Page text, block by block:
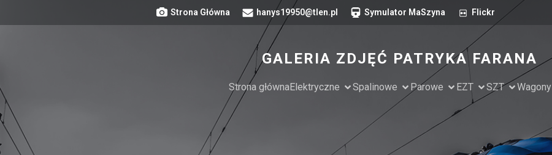
Strona Główna hanys19950@tlen.pl Symulator MaSzyna Flickr
GALERIA ZDJĘĆ PATRYKA FARANA
Strona głównaElektryczne Spalinowe Parowe EZT SZT Wagony